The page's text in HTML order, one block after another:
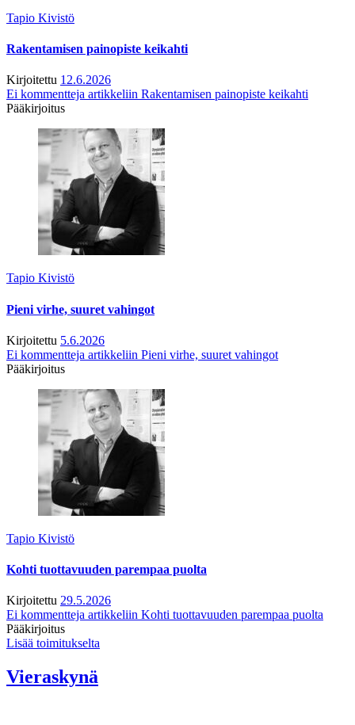
Tapio Kivistö
Rakentamisen painopiste keikahti
Kirjoitettu 12.6.2026
Ei kommentteja artikkeliin Rakentamisen painopiste keikahti
Pääkirjoitus
Tapio Kivistö
Pieni virhe, suuret vahingot
Kirjoitettu 5.6.2026
Ei kommentteja artikkeliin Pieni virhe, suuret vahingot
Pääkirjoitus
Tapio Kivistö
Kohti tuottavuuden parempaa puolta
Kirjoitettu 29.5.2026
Ei kommentteja artikkeliin Kohti tuottavuuden parempaa puolta
Pääkirjoitus
Lisää toimitukselta
Vieraskynä